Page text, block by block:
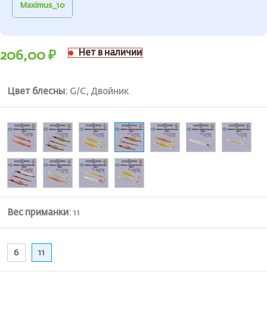
Maximus_10
206,00 ₽ Нет в наличии
Цвет блесны: G/C, Двойник
Вес приманки: 11
6 11